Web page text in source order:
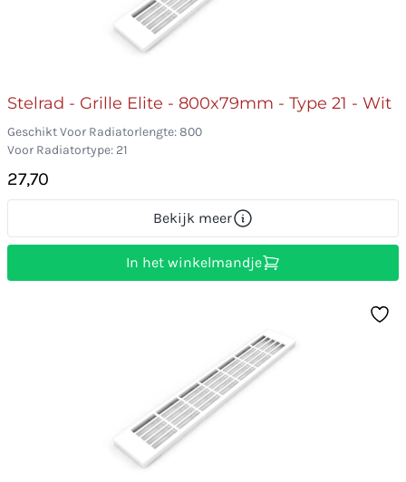
Stelrad - Grille Elite - 800x79mm - Type 21 - Wit
Geschikt Voor Radiatorlengte: 800
Voor Radiatortype: 21
27,70
Bekijk meer
In het winkelmandje